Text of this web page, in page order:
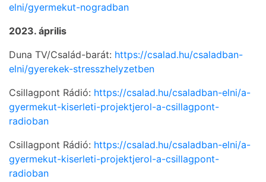
elni/gyermekut-nogradban
2023. április
Duna TV/Család-barát: https://csalad.hu/csaladban-
elni/gyerekek-stresszhelyzetben
Csillagpont Rádió: https://csalad.hu/csaladban-elni/a-
gyermekut-kiserleti-projektjerol-a-csillagpont-
radioban
Csillagpont Rádió: https://csalad.hu/csaladban-elni/a-
gyermekut-kiserleti-projektjerol-a-csillagpont-
radioban